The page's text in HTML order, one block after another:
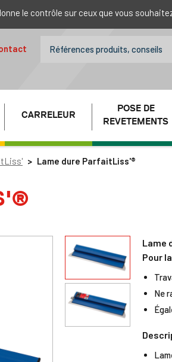
CARRELEUR
POSE DE
REVETEMENTS
Lame dure ParfaitLiss'®
Lame
Pour
Ne
le contrôle sur ceux que vous